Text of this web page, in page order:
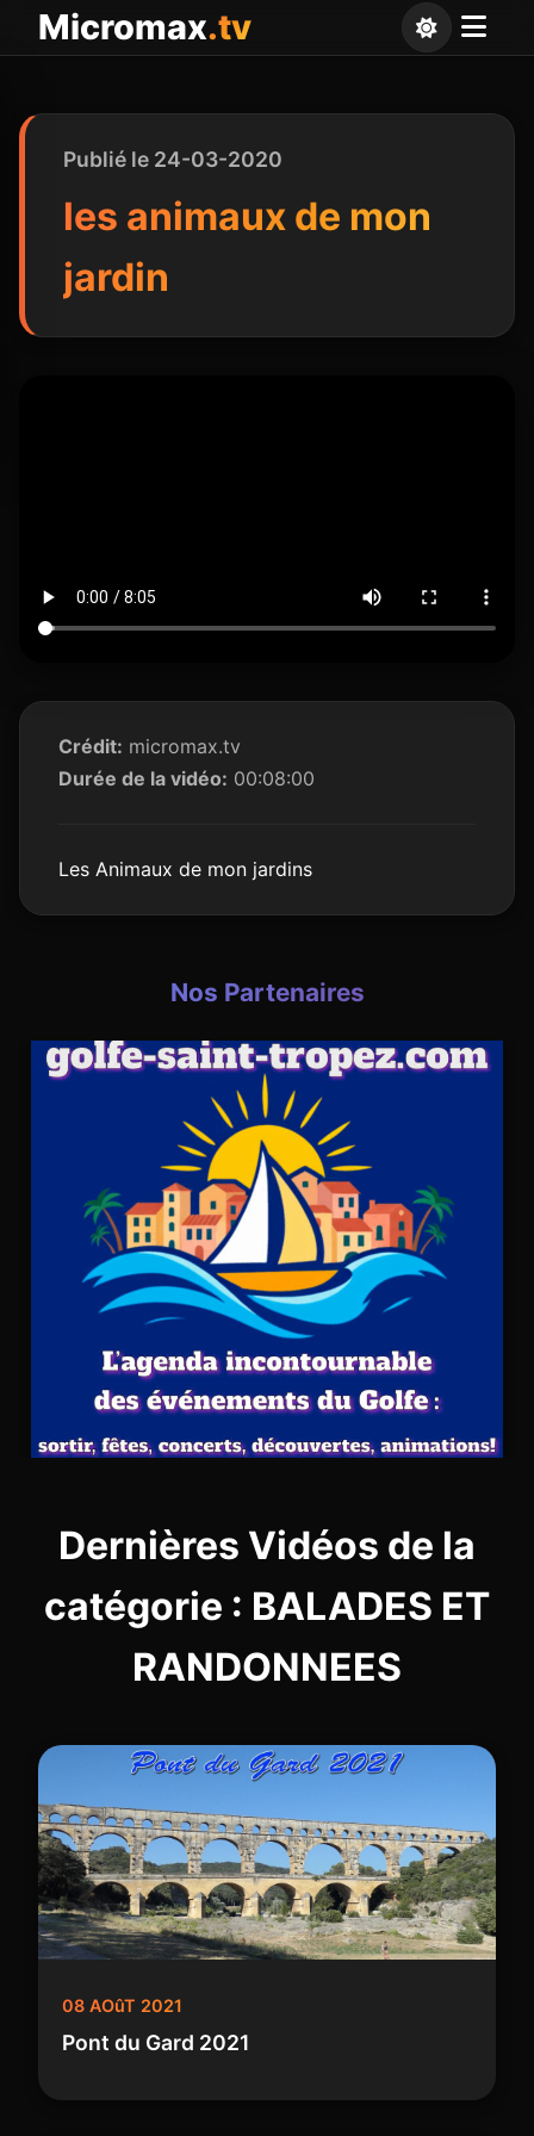
Micromax.tv
Publié le 24-03-2020
les animaux de mon
jardin
Crédit: micromax.tv
Durée de la vidéo: 00:08:00
Les Animaux de mon jardins
Nos Partenaires
Dernières Vidéos de la
catégorie : BALADES ET
RANDONNEES
08 AOûT 2021
Pont du Gard 2021
Panneau de gestion des cookies